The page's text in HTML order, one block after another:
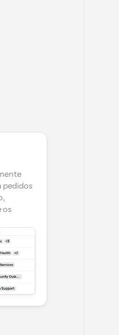
pedidos
os